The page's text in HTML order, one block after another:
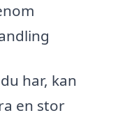
har, kan
en stor